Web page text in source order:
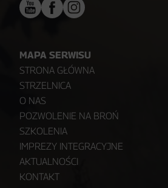
MAPA SERWISU
STRONA GŁÓWNA
STRZELNICA
O NAS
POZWOLENIE NA BROŃ
SZKOLENIA
IMPREZY INTEGRACYJNE
AKTUALNOŚCI
KONTAKT